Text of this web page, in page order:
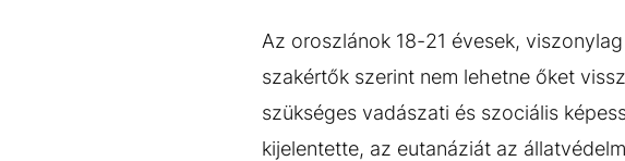
Az oroszlánok 18-21 évesek,
szakértők szerint nem lehetne őket
szükséges vadászati és szociális
kijelentette, az eutanáziát az